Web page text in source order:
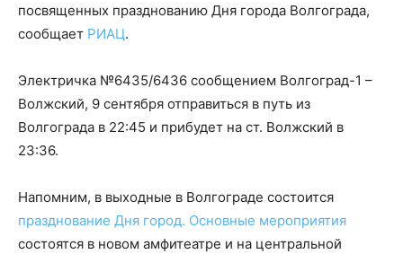
посвященных празднованию Дня города Волгограда,
сообщает РИАЦ.
Электричка №6435/6436 сообщением Волгоград-1 –
Волжский, 9 сентября отправиться в путь из
Волгограда в 22:45 и прибудет на ст. Волжский в
23:36.
Напомним, в выходные в Волгограде состоится
празднование Дня город. Основные мероприятия
состоятся в новом амфитеатре и на центральной